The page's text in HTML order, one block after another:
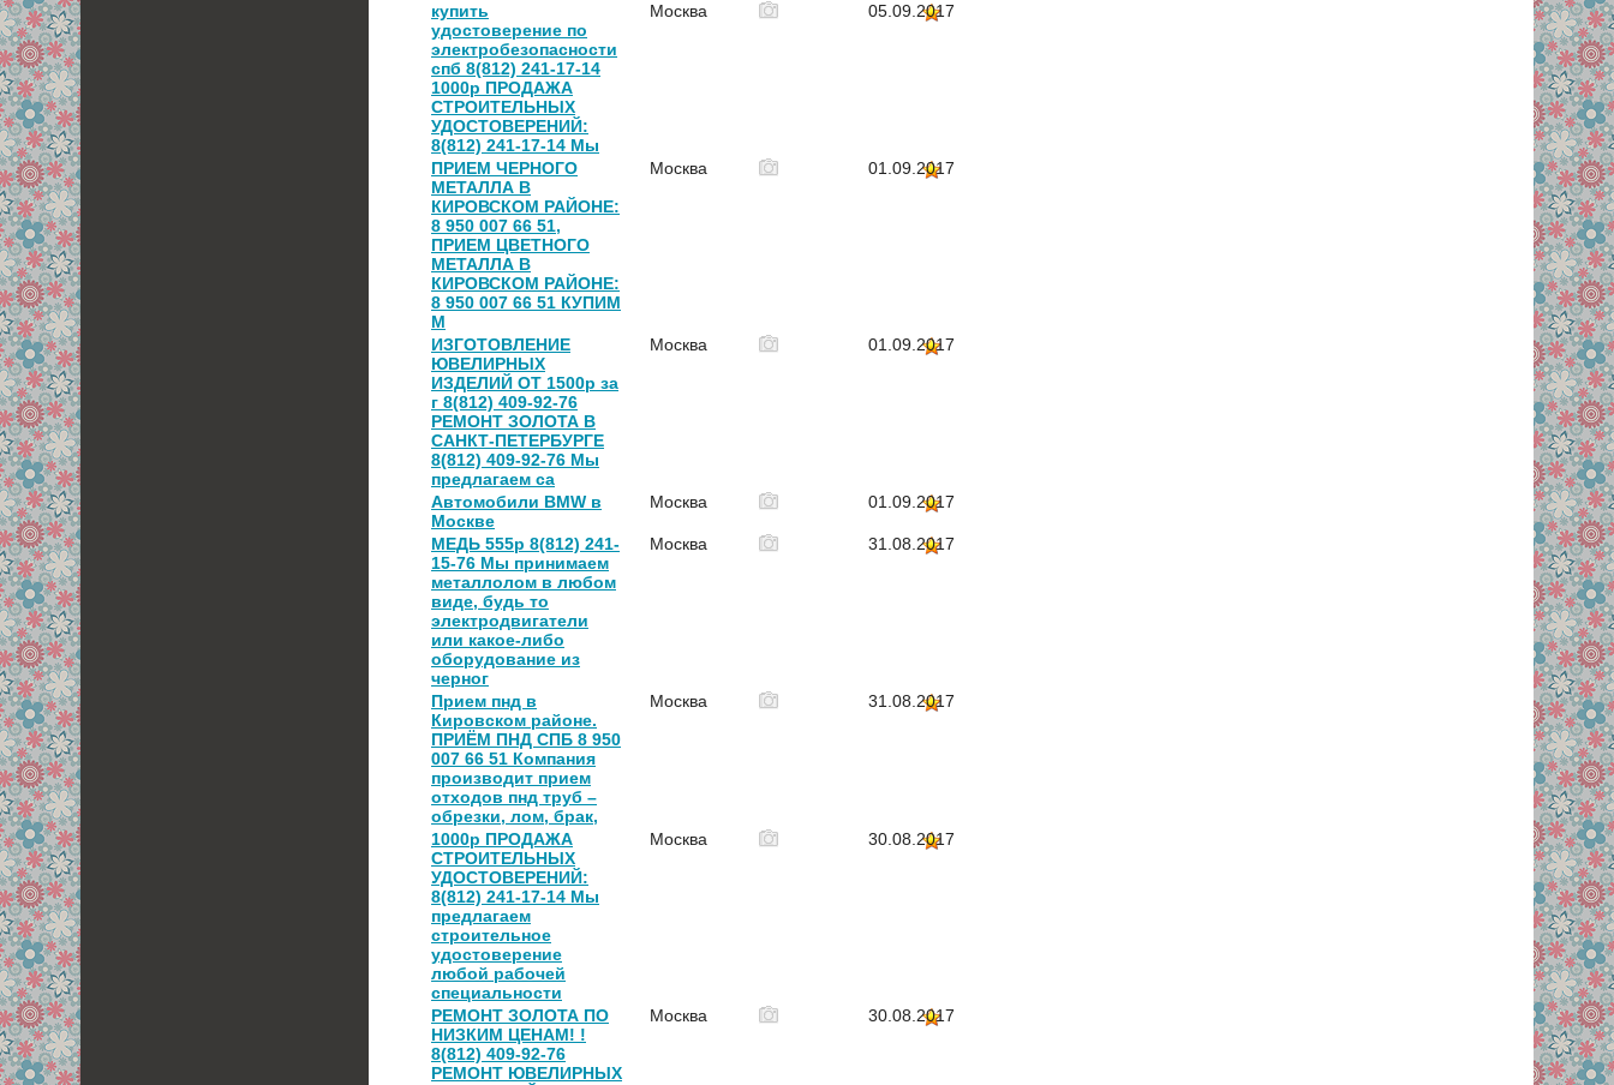
купить
удостоверение по
электробезопасности
спб 8(812) 241-17-14
1000р ПРОДАЖА
СТРОИТЕЛЬНЫХ
УДОСТОВЕРЕНИЙ:
8(812) 241-17-14 Мы
05.09.2017
Москва
ПРИЕМ ЧЕРНОГО
МЕТАЛЛА В
КИРОВСКОМ РАЙОНЕ:
8 950 007 66 51,
ПРИЕМ ЦВЕТНОГО
МЕТАЛЛА В
КИРОВСКОМ РАЙОНЕ:
8 950 007 66 51 КУПИМ
М
01.09.2017
Москва
ИЗГОТОВЛЕНИЕ
ЮВЕЛИРНЫХ
ИЗДЕЛИЙ ОТ 1500р за
г 8(812) 409-92-76
РЕМОНТ ЗОЛОТА В
САНКТ-ПЕТЕРБУРГЕ
8(812) 409-92-76 Мы
предлагаем са
01.09.2017
Москва
Автомобили BMW в
Москве
01.09.2017
Москва
МЕДЬ 555р 8(812) 241-
15-76 Мы принимаем
металлолом в любом
виде, будь то
электродвигатели
или какое-либо
оборудование из
черног
31.08.2017
Москва
Прием пнд в
Кировском районе.
ПРИЁМ ПНД СПБ 8 950
007 66 51 Компания
производит прием
отходов пнд труб –
обрезки, лом, брак,
31.08.2017
Москва
1000р ПРОДАЖА
СТРОИТЕЛЬНЫХ
УДОСТОВЕРЕНИЙ:
8(812) 241-17-14 Мы
предлагаем
строительное
удостоверение
любой рабочей
специальности
30.08.2017
Москва
РЕМОНТ ЗОЛОТА ПО
НИЗКИМ ЦЕНАМ! !
8(812) 409-92-76
РЕМОНТ ЮВЕЛИРНЫХ
30.08.2017
Москва